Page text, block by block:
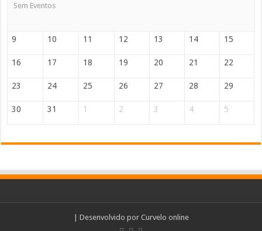
Sem Eventos
9 10 11 12 13 14 15
16 17 18 19 20 21 22
23 24 25 26 27 28 29
30 31 1 2 3 4 5
| Desenvolvido por Curvelo online